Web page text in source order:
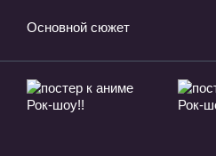
Основной сюжет